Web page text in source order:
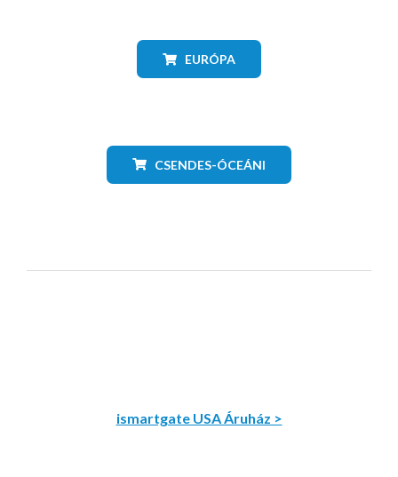
EURÓPA
CSENDES-ÓCEÁNI
ismartgate USA Áruház >